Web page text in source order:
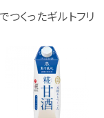
くったギルトフリ